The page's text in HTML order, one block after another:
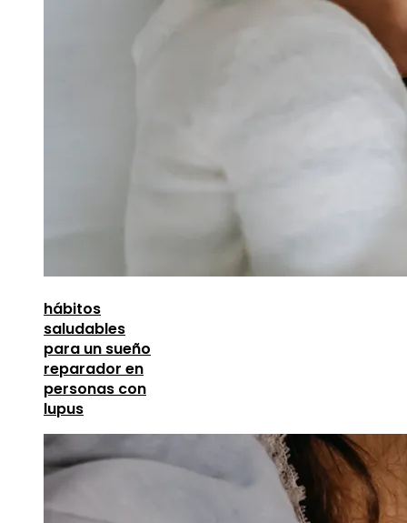
hábitos
saludables
para un sueño
reparador en
personas con
lupus